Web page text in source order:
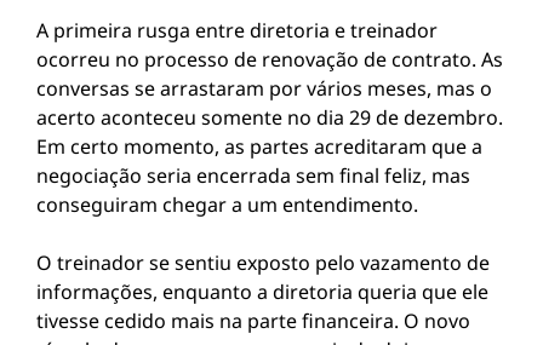
A primeira rusga entre diretoria e treinador
ocorreu no processo de renovação de contrato. As
conversas se arrastaram por vários meses, mas o
acerto aconteceu somente no dia 29 de dezembro.
Em certo momento, as partes acreditaram que a
negociação seria encerrada sem final feliz, mas
conseguiram chegar a um entendimento.
O treinador se sentiu exposto pelo vazamento de
informações, enquanto a diretoria queria que ele
tivesse cedido mais na parte financeira. O novo